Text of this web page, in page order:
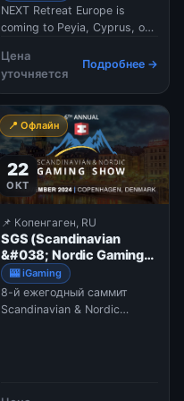
NEXT Retreat Europe is
coming to Peyia, Cyprus, on
bring together 100 leaders
from the iGaming industry
for three days of business
and meaningful connections.
With an exclusively limited
guest list of exactly 50
operators and
Цена
уточняется
Подробнее →
📍 Офлайн
22
ОКТ
📌 Копенгаген, RU
SGS (Scandinavian
&#038; Nordic Gaming
Show)
🎰 iGaming
8-й ежегодный саммит
Scandinavian & Nordic